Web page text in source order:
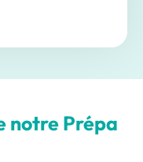
notre Prépa